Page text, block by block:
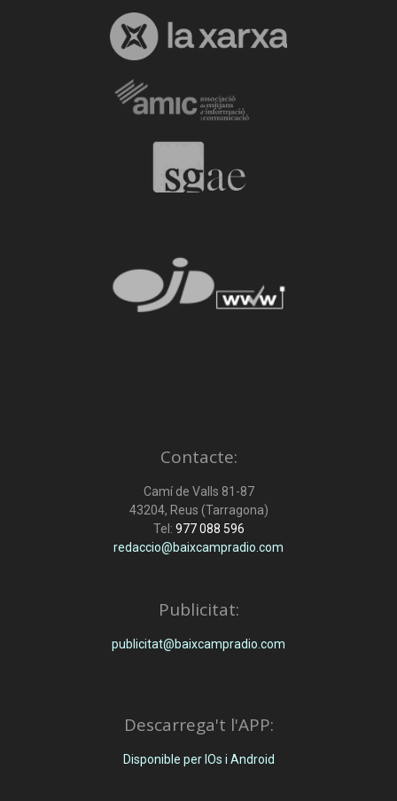
Contacte:
Camí de Valls 81-87
43204, Reus (Tarragona)
Tel: 977 088 596
redaccio@baixcampradio.com
Publicitat:
publicitat@baixcampradio.com
Descarrega't l'APP:
Disponible per IOs i Android